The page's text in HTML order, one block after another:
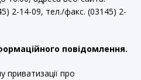
2-14-09, тел./факс. (03145) 2-
повідомлення.
приватизації про